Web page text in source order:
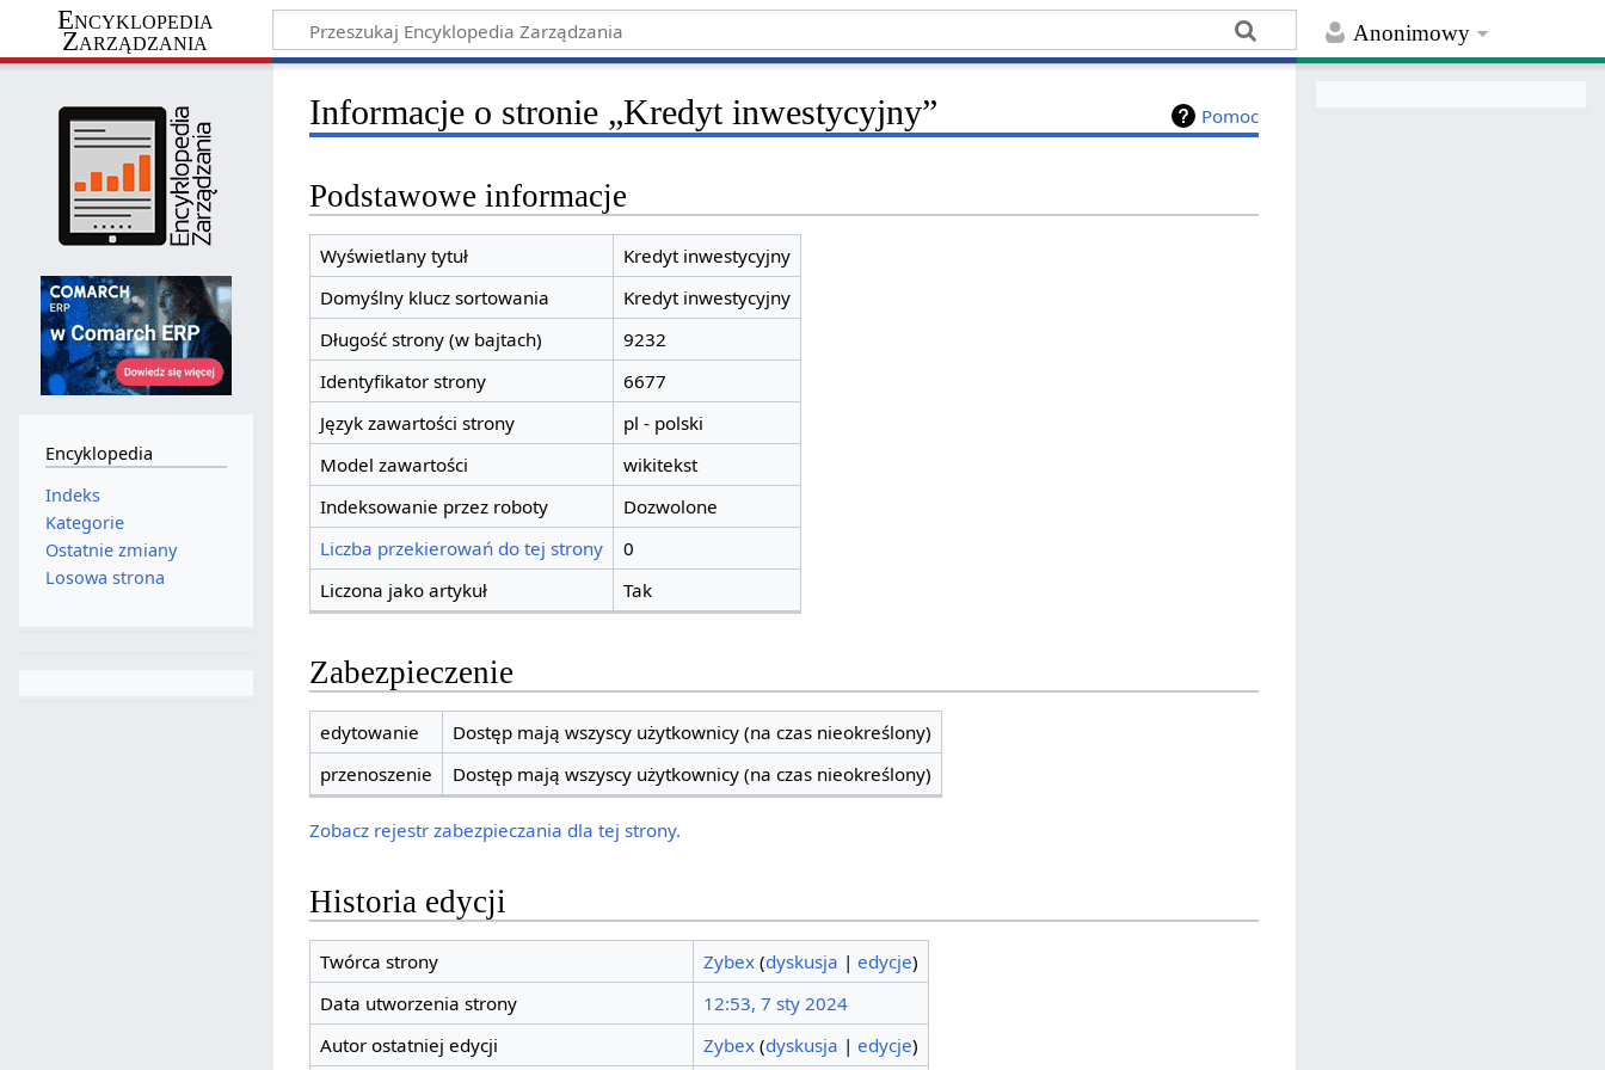
Anonimowy
Encyklopedia
Zarządzania
Pomoc
Informacje o stronie „Kredyt inwestycyjny”
Podstawowe informacje
Wyświetlany tytuł
Kredyt inwestycyjny
Domyślny klucz sortowania
Kredyt inwestycyjny
Długość strony (w bajtach)
9232
Identyfikator strony
6677
Język zawartości strony
pl - polski
Model zawartości
wikitekst
Indeksowanie przez roboty
Dozwolone
Liczba przekierowań do tej strony
0
Liczona jako artykuł
Tak
Zabezpieczenie
edytowanie
Dostęp mają wszyscy użytkownicy (na czas nieokreślony)
przenoszenie
Dostęp mają wszyscy użytkownicy (na czas nieokreślony)
Zobacz rejestr zabezpieczania dla tej strony.
Historia edycji
Twórca strony Zybex (dyskusja | edycje)
Data utworzenia strony
12:53, 7 sty 2024
Autor ostatniej edycji
Zybex (dyskusja | edycje)
Encyklopedia
Indeks
Kategorie
Ostatnie zmiany
Losowa strona